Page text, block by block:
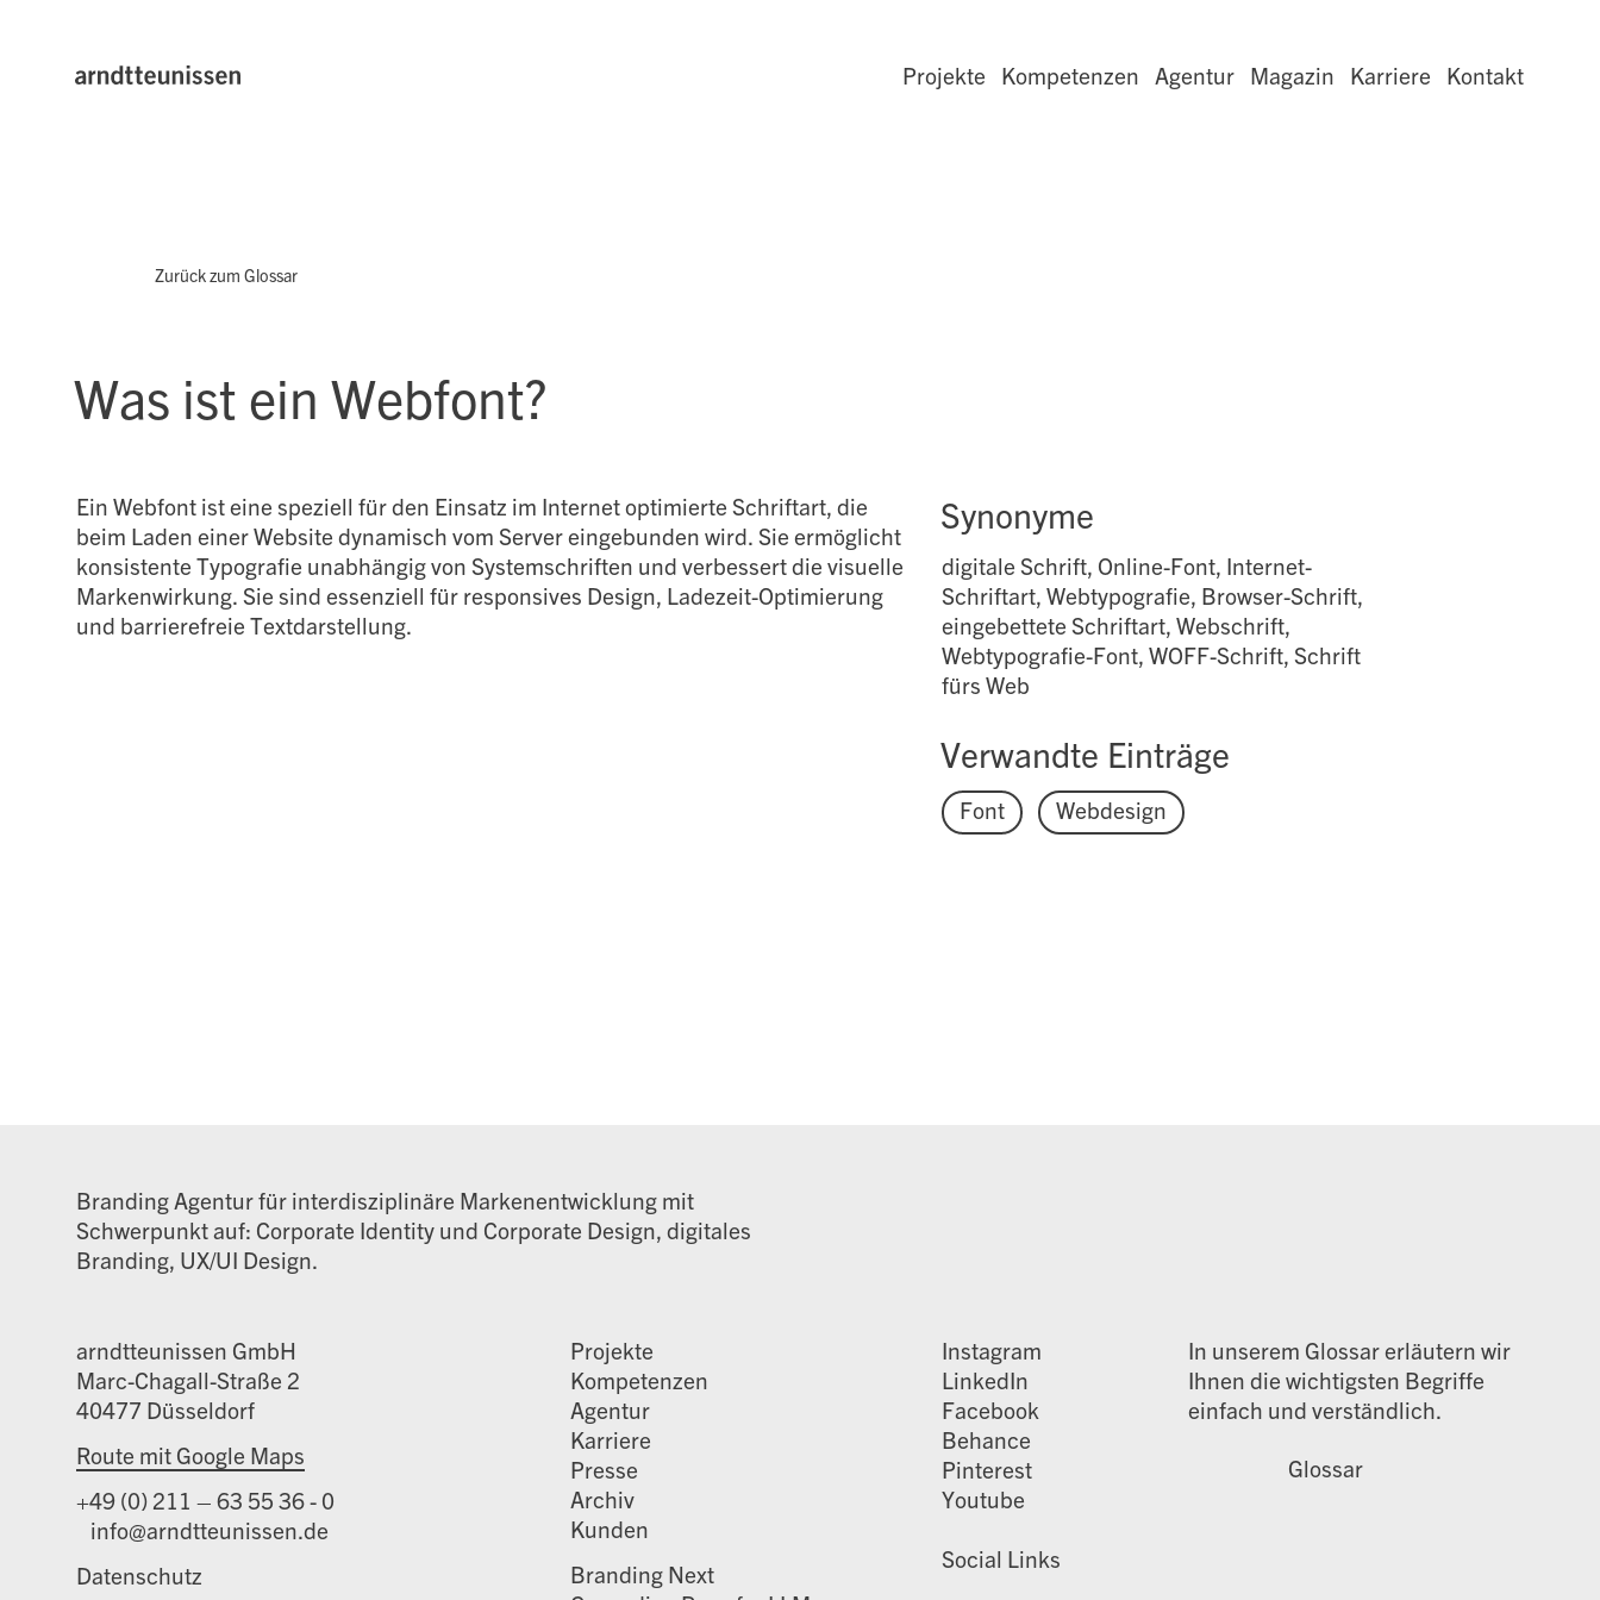
Projekte Kompetenzen Agentur Magazin Karriere Kontakt
Zurück zum Glossar
Was ist ein Webfont?
Ein Webfont ist eine speziell für den Einsatz im Internet optimierte Schriftart, die
beim Laden einer Website dynamisch vom Server eingebunden wird. Sie ermöglicht
konsistente Typografie unabhängig von Systemschriften und verbessert die visuelle
Markenwirkung. Sie sind essenziell für responsives Design, Ladezeit-Optimierung
und barrierefreie Textdarstellung.
Synonyme
digitale Schrift, Online-Font, Internet-
Schriftart, Webtypografie, Browser-Schrift,
eingebettete Schriftart, Webschrift,
Webtypografie-Font, WOFF-Schrift, Schrift
fürs Web
Verwandte Einträge
Font Webdesign
Branding Agentur für interdisziplinäre Markenentwicklung mit
Schwerpunkt auf: Corporate Identity und Corporate Design, digitales
Branding, UX/UI Design.
arndtteunissen GmbH
Marc-Chagall-Straße 2
40477 Düsseldorf
Route mit Google Maps
+49 (0) 211 – 63 55 36 - 0
info@arndtteunissen.de
Datenschutz
Projekte
Kompetenzen
Agentur
Karriere
Presse
Archiv
Kunden
Branding Next
Instagram
LinkedIn
Facebook
Behance
Pinterest
Youtube
Social Links
In unserem Glossar erläutern wir
Ihnen die wichtigsten Begriffe
einfach und verständlich.
Glossar